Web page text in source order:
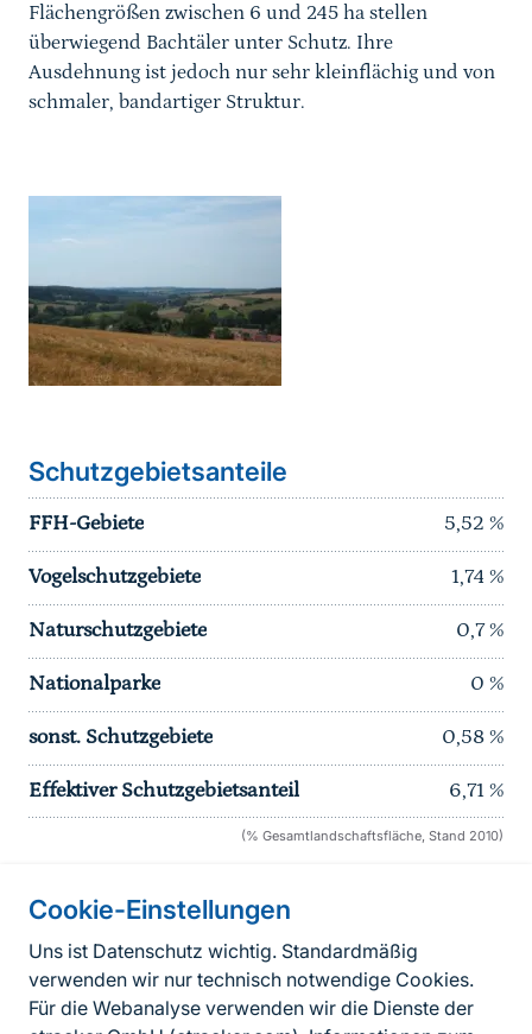
Cookie-Einstellungen
Uns ist Datenschutz wichtig. Standardmäßig
verwenden wir nur technisch notwendige Cookies.
Für die Webanalyse verwenden wir die Dienste der
Flächengrößen zwischen 6 und 245 ha stellen
überwiegend Bachtäler unter Schutz. Ihre
Ausdehnung ist jedoch nur sehr kleinflächig und von
schmaler, bandartiger Struktur.
Schutzgebietsanteile
FFH-Gebiete 5,52 %
Vogelschutzgebiete 1,74 %
Naturschutzgebiete 0,7 %
Nationalparke 0 %
sonst. Schutzgebiete 0,58 %
Effektiver Schutzgebietsanteil 6,71 %
(% Gesamtlandschaftsfläche, Stand 2010)
Informationen zur Seite
FußzeileKontakt zum BfN